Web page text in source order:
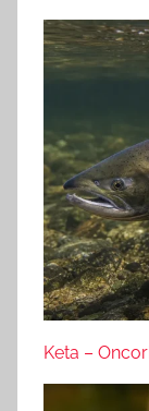
Keta –